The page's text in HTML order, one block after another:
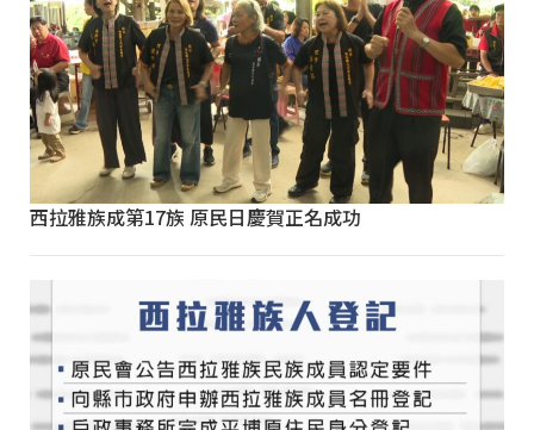
西拉雅族成第17族 原民日慶賀正名成功